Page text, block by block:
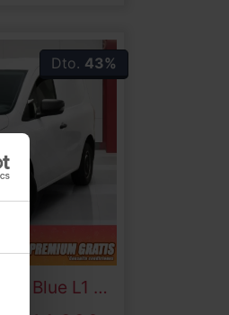
Dto. 43%
dCi Blue L1 55 kW (75 CV)